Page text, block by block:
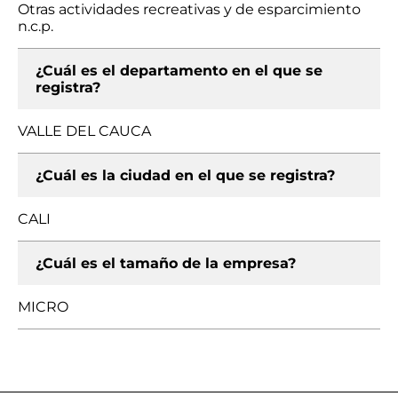
Otras actividades recreativas y de esparcimiento
n.c.p.
¿Cuál es el departamento en el que se
registra?
VALLE DEL CAUCA
¿Cuál es la ciudad en el que se registra?
CALI
¿Cuál es el tamaño de la empresa?
MICRO